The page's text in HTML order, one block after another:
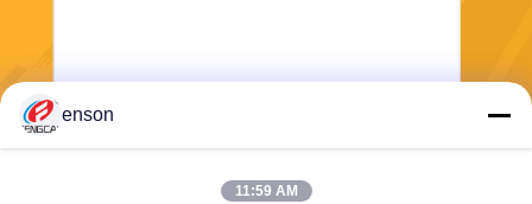
Wysłać
enson
11:59 AM